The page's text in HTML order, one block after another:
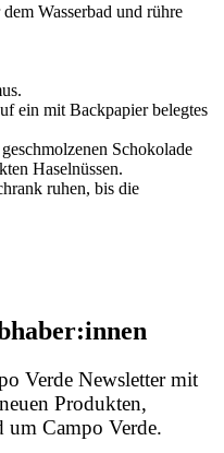
Wasserbad und rühre
ein mit Backpapier belegtes
Schokolade
Haselnüssen.
ruhen, bis die
Verde Newsletter mit
Produkten,
um Campo Verde.